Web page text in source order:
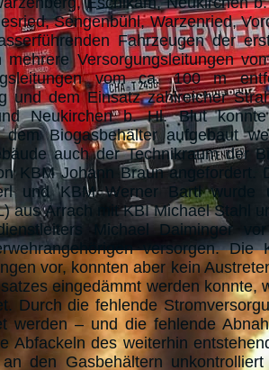
Sengenbühl, Warzenried,
Fahrzeugen der
mehrere Versorgungsleitungen
vom ca. 100 m
und dem Einsatz zahlreicher
Neukirchen b. Hl. Blut
dem Biogasbehälter aufgebaut
auch der Technikraum der
KBM Johann Braun angefordert.
und KBM Werner Bartl wurde
aus Arrach mit KBI Michael Stahl
Michael Daiminger
versorgen.
vor, konnten aber kein
eingedämmt werden
Durch die fehlende
werden – und die fehlende
Abfackeln des weiterhin
an den Gasbehältern